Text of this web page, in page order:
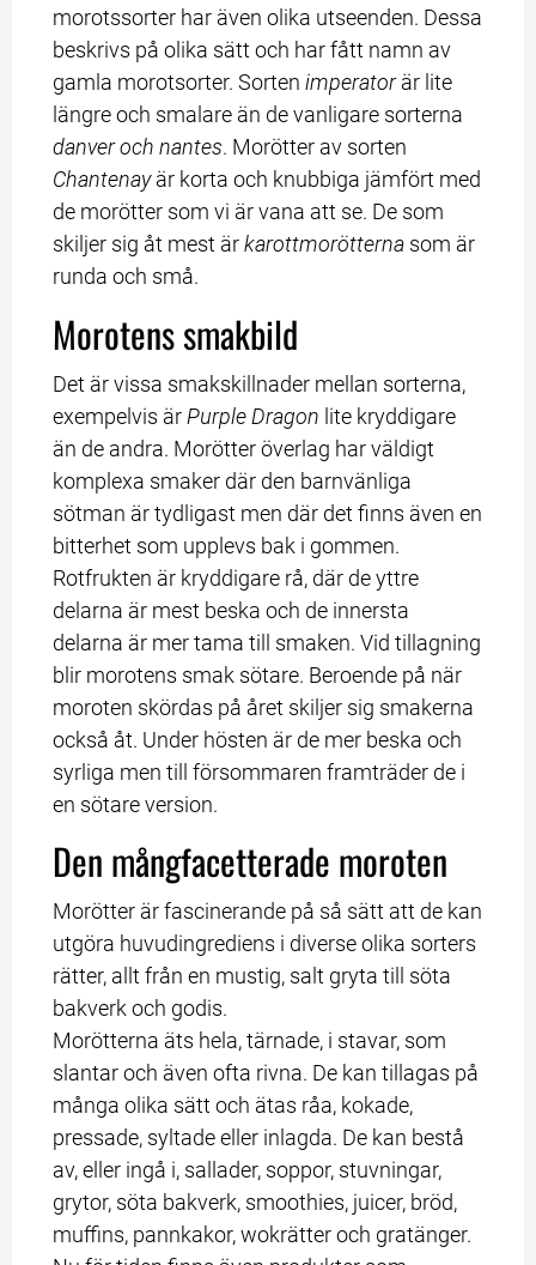
morotssorter har även olika utseenden. Dessa
beskrivs på olika sätt och har fått namn av
gamla morotsorter. Sorten imperator är lite
danver och nantes
Chantenay är korta och knubbiga jämfört med
de morötter som vi är vana att se. De som
skiljer sig åt mest är karottmorötterna som är
runda och små.
Morotens smakbild
Det är vissa smakskillnader mellan sorterna,
exempelvis är Purple Dragon lite kryddigare
än de andra. Morötter överlag har väldigt
komplexa smaker där den barnvänliga
sötman är tydligast men där det finns även en
bitterhet som upplevs bak i gommen.
Rotfrukten är kryddigare rå, där de yttre
delarna är mest beska och de innersta
delarna är mer tama till smaken. Vid tillagning
blir morotens smak sötare. Beroende på när
moroten skördas på året skiljer sig smakerna
också åt. Under hösten är de mer beska och
syrliga men till försommaren framträder de i
en sötare version.
Den mångfacetterade moroten
Morötter är fascinerande på så sätt att de kan
utgöra huvudingrediens i diverse olika sorters
rätter, allt från en mustig, salt gryta till söta
bakverk och godis.
Morötterna äts hela, tärnade, i stavar, som
slantar och även ofta rivna. De kan tillagas på
många olika sätt och ätas råa, kokade,
pressade, syltade eller inlagda. De kan bestå
av, eller ingå i, sallader, soppor, stuvningar,
grytor, söta bakverk, smoothies, juicer, bröd,
muffins, pannkakor, wokrätter och gratänger.